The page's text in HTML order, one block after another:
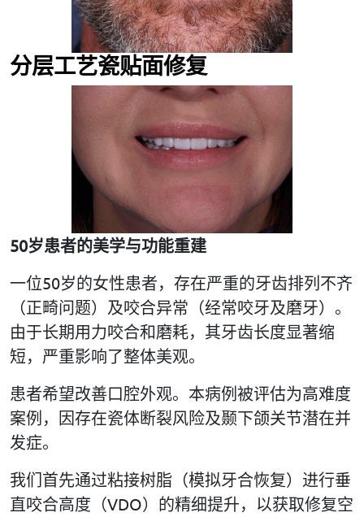
分层工艺瓷贴面修复
50岁患者的美学与功能重建
一位50岁的女性患者，存在严重的牙齿排列不齐
（正畸问题）及咬合异常（经常咬牙及磨牙）。
由于长期用力咬合和磨耗，其牙齿长度显著缩
短，严重影响了整体美观。
患者希望改善口腔外观。本病例被评估为高难度
案例，因存在瓷体断裂风险及颞下颌关节潜在并
发症。
我们首先通过粘接树脂（模拟牙合恢复）进行垂
直咬合高度（VDO）的精细提升，以获取修复空